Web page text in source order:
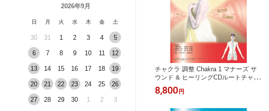
2026年9月
日 月 火 水 木 金 土
30 31 1 2 3 4 5
6 7 8 9 10 11 12
13 14 15 16 17 18 19
20 21 22 23 24 25 26
27 28 29 30 1 2 3
チャクラ 調整 Chakra 1 マナーズ サ
ウンド & ヒーリングCDルートチャク
ラ 赤 生命エネルギー 前向き 決断力
リラックス ヨガ 癒し 瞑想 快眠 サイ
8,800 円